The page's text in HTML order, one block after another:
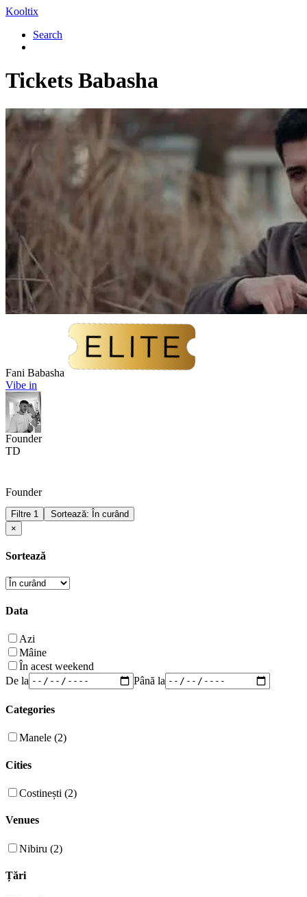
Kooltix
Search
Tickets Babasha
Fani Babasha
Vibe in
Founder
TD
Founder
Filtre 1
Sortează: În curând
×
Sortează
Data
Azi
Mâine
În acest weekend
De la
Până la
Categories
Manele (2)
Cities
Costinești (2)
Venues
Nibiru (2)
Țări